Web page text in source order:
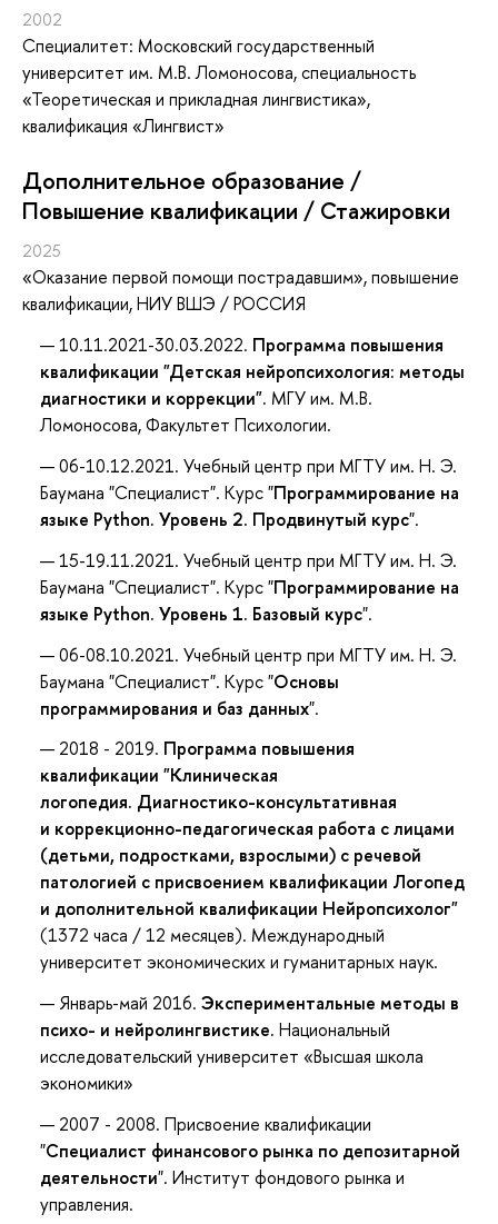
2002
Специалитет: Московский государственный
университет им. М.В. Ломоносова, специальность
«Теоретическая и прикладная лингвистика»,
квалификация «Лингвист»
Дополнительное образование /
Повышение квалификации / Стажировки
2025
«Оказание первой помощи пострадавшим», повышение
квалификации, НИУ ВШЭ / РОССИЯ
10.11.2021-30.03.2022. Программа повышения
квалификации "Детская нейропсихология: методы
диагностики и коррекции". МГУ им. М.В.
Ломоносова, Факультет Психологии.
06-10.12.2021. Учебный центр при МГТУ им. Н. Э.
Баумана "Специалист". Курс "Программирование на
языке Python. Уровень 2. Продвинутый курс".
15-19.11.2021. Учебный центр при МГТУ им. Н. Э.
Баумана "Специалист". Курс "Программирование на
языке Python. Уровень 1. Базовый курс".
06-08.10.2021. Учебный центр при МГТУ им. Н. Э.
Баумана "Специалист". Курс "Основы
программирования и баз данных".
2018 - 2019. Программа повышения
квалификации "Клиническая
логопедия. Диагностико-консультативная
и коррекционно-педагогическая работа с лицами
(детьми, подростками, взрослыми) с речевой
патологией с присвоением квалификации Логопед
и дополнительной квалификации Нейропсихолог"
(1372 часа / 12 месяцев). Международный
университет экономических и гуманитарных наук.
Январь-май 2016. Экспериментальные методы в
психо- и нейролингвистике. Национальный
исследовательский университет «Высшая школа
экономики»
2007 - 2008. Присвоение квалификации
"Специалист финансового рынка по депозитарной
деятельности". Институт фондового рынка и
управления.